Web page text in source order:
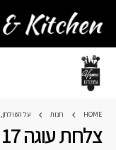
HOME חנות על השולחן,
צלחת עוגה 17 ס”מ, B&W